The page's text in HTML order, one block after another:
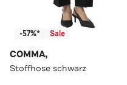
-57%* Sale
COMMA,
Stoffhose schwarz